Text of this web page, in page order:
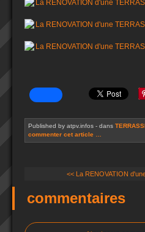
Published by atpv.infos - dans
commenter cet article
<< La RENOVATION
commentaires